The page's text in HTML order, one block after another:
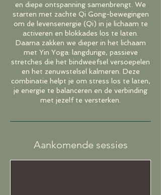
en diepe ontspanning samenbrengt. We
starten met zachte Qi Gong-bewegingen
om de levensenergie (Qi) in je lichaam te
activeren en blokkades los te laten.
Daarna zakken we dieper in het lichaam
met Yin Yoga: langdurige, passieve
stretches die het bindweefsel versoepelen
en het zenuwstelsel kalmeren. Deze
combinatie helpt je om stress los te laten,
je energie te balanceren en de verbinding
Aankomende sessies